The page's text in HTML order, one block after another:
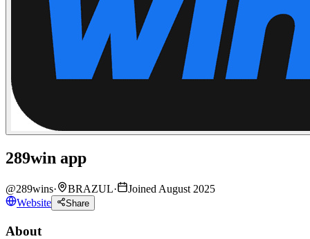
289win app
@289wins· BRAZUL·
Joined August 2025
Website
Share
About